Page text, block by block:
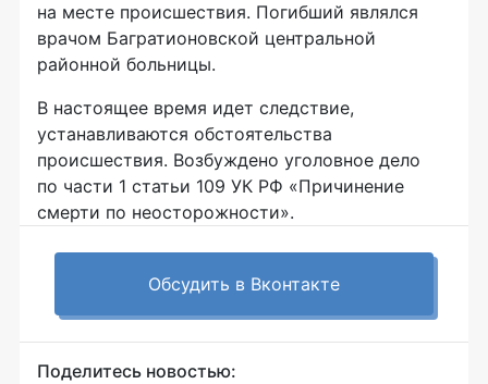
на месте происшествия. Погибший являлся
врачом Багратионовской центральной
районной больницы.
В настоящее время идет следствие,
устанавливаются обстоятельства
происшествия. Возбуждено уголовное дело
по части 1 статьи 109 УК РФ «Причинение
смерти по неосторожности».
Обсудить в Вконтакте
Поделитесь новостью: